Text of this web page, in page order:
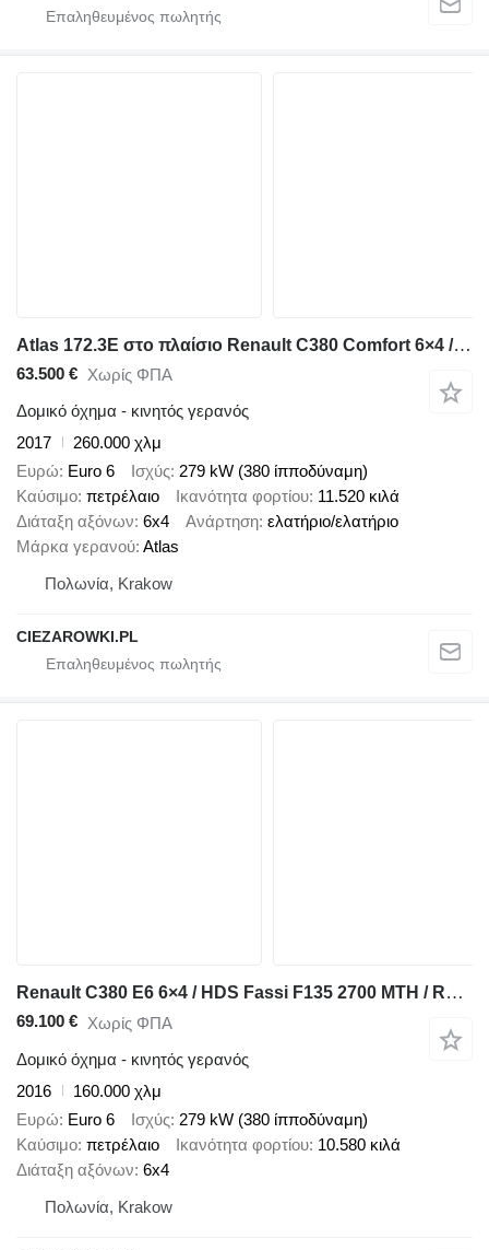
Atlas 172.3E στο πλαίσιο Renault C380 Comfort 6×4 / Atlas 172.3E crane / Range 12.3 m / capacity
63.500 € Χωρίς ΦΠΑ
Δομικό όχημα - κινητός γερανός
2017
260.000 χλμ
Ευρώ
Euro 6 Ισχύς 279 kW (380 ίπποδύναμη)
Καύσιμο πετρέλαιο Ικανότητα φορτίου 11.520 κιλά
Διάταξη αξόνων 6x4 Ανάρτηση ελατήριο/ελατήριο
Μάρκα γερανού Atlas
Πολωνία, Krakow
CIEZAROWKI.PL
Renault C380 E6 6×4 / HDS Fassi F135 2700 MTH / Range 8 m / 5.6 t liftin
69.100 € Χωρίς ΦΠΑ
Δομικό όχημα - κινητός γερανός
2016
160.000 χλμ
Ευρώ Euro 6 Ισχύς 279 kW (380 ίπποδύναμη)
Καύσιμο πετρέλαιο Ικανότητα φορτίου 10.580 κιλά
Διάταξη αξόνων 6x4
Πολωνία, Krakow